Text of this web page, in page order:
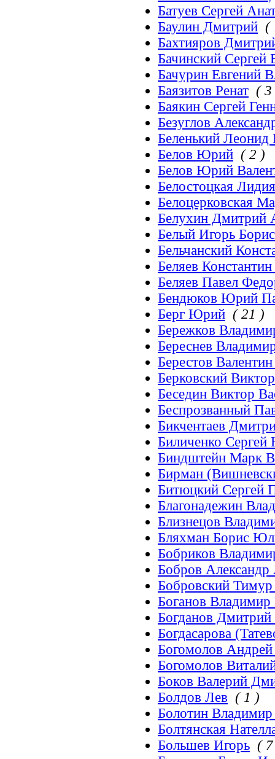
Батуев Сергей
Баулин Дмитрий (
Бахтияров
Бачинский Сергей
Бачурин Евгений
Баязитов Ренат ( 3
Баякин Сергей
Безуглов
Беленький Леонид
Белов Юрий ( 2 )
Белов Юрий
Белостоцкая Лидия
Белоцерковская
Белухин Дмитрий
Белый Игорь
Бельчанский
Беляев
Беляев Павел
Бендюков Юрий
Берг Юрий ( 21 )
Бережков
Береснев
Берестов
Берковский
Беседин Виктор
Беспрозванный
Бикчентаев
Биличенко
Биндштейн Марк
Бирман
Битюцкий Сергей
Благонадежин
Близнецов
Бляхман Борис
Бобриков
Бобров
Бобровский Тимур
Боганов Владимир
Богданов Дмитрий
Богдасарова
Богомолов
Богомолов
Боков Валерий
Болдов Лев ( 1 )
Болотин
Болтянская
Большев Игорь (